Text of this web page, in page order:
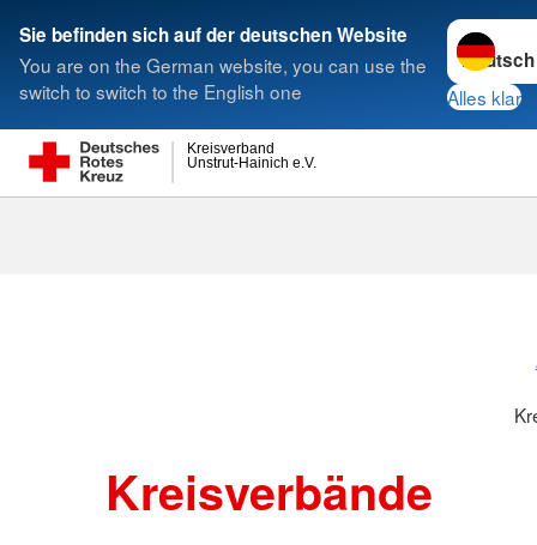
Sie befinden sich auf der deutschen Website
You are on the German website, you can use the
switch to switch to the English one
Sprache
Alles klar
Unstrut-Hainich e.V.
Kreisverband
Suche
Kreisverbände